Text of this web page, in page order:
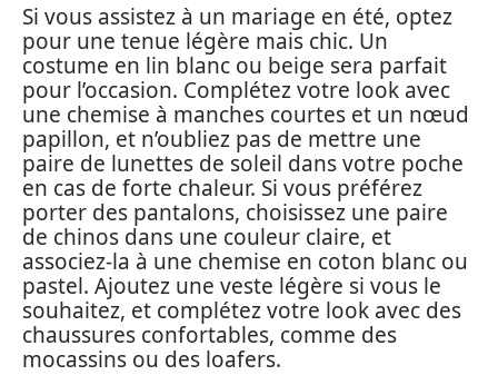
Si vous assistez à un mariage en été, optez
pour une tenue légère mais chic. Un
costume en lin blanc ou beige sera parfait
pour l’occasion. Complétez votre look avec
une chemise à manches courtes et un nœud
papillon, et n’oubliez pas de mettre une
paire de lunettes de soleil dans votre poche
en cas de forte chaleur. Si vous préférez
porter des pantalons, choisissez une paire
de chinos dans une couleur claire, et
associez-la à une chemise en coton blanc ou
pastel. Ajoutez une veste légère si vous le
souhaitez, et complétez votre look avec des
chaussures confortables, comme des
mocassins ou des loafers.